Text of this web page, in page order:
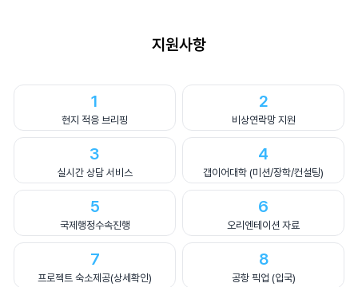
지원사항
1
현지 적응 브리핑
2
비상연락망 지원
3
실시간 상담 서비스
4
갭이어대학 (미션/장학/컨설팅)
5
국제행정수속진행
6
오리엔테이션 자료
7
프로젝트 숙소제공(상세확인)
8
공항 픽업 (입국)